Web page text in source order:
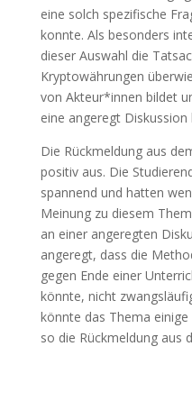
eine solch spezifische
konnte. Als besonders
dieser Auswahl die
Kryptowährungen
von Akteur*innen bildet
eine angeregt Diskussion
Die Rückmeldung aus
positiv aus. Die
spannend und hatten
Meinung zu diesem
an einer angeregten
angeregt, dass die
gegen Ende einer
könnte, nicht
könnte das Thema
so die Rückmeldung aus